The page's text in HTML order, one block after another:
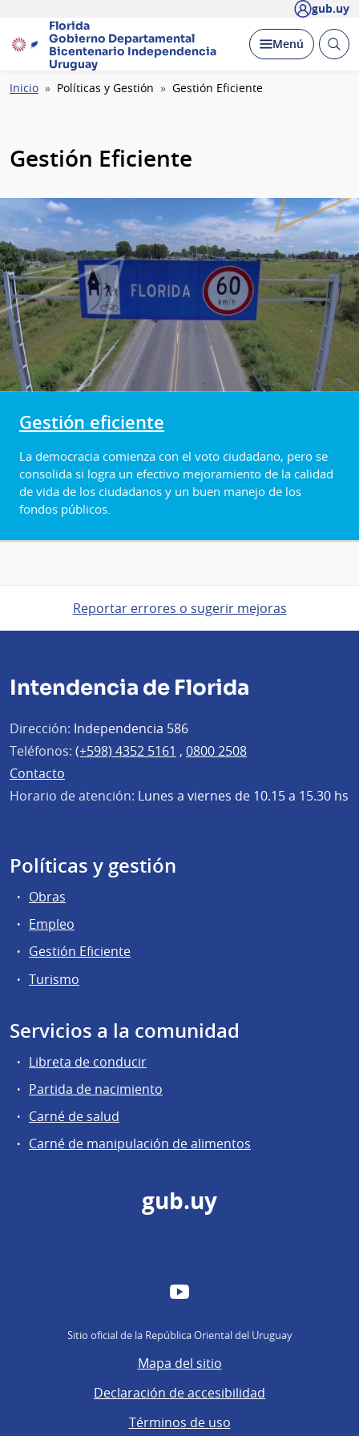
gub.uy
Florida
Gobierno Departamental
Bicentenario Independencia
Uruguay
Desplegar
Menú Abrir
Ruta
Inicio Políticas y Gestión Gestión Eficiente
Gestión Eficiente
Gestión eficiente
La democracia comienza con el voto ciudadano, pero se
consolida si logra un efectivo mejoramiento de la calidad
de vida de los ciudadanos y un buen manejo de los
fondos públicos.
Reportar errores o sugerir mejoras
Intendencia de Florida
Dirección: Independencia 586
Teléfonos: (+598) 4352 5161 , 0800 2508
Contacto
Horario de atención: Lunes a viernes de 10.15 a 15.30 hs
Políticas y gestión
Obras
Empleo
Gestión Eficiente
Turismo
Servicios a la comunidad
Libreta de conducir
Partida de nacimiento
Carné de salud
Carné de manipulación de alimentos
gub.uy
YouTube
Sitio oficial de la República Oriental del Uruguay
Mapa del sitio
Declaración de accesibilidad
Términos de uso